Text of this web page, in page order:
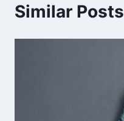
Similar Posts